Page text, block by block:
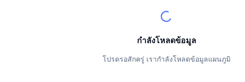
กำลังโหลดข้อมูล
โปรดรอสักครู่ เรากำลังโหลดข้อมูลแผนภูมิ